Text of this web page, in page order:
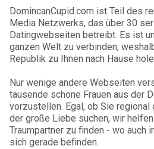
DomincanCupid.com ist Teil des
Media Netzwerks, das über 30
Datingwebseiten betreibt. Es ist
ganzen Welt zu verbinden,
Republik zu Ihnen nach Hause
Nur wenige andere Webseiten
tausende schöne Frauen aus der
vorzustellen. Egal, ob Sie regional
der große Liebe suchen, wir
Traumpartner zu finden - wo auch
sich gerade befinden.